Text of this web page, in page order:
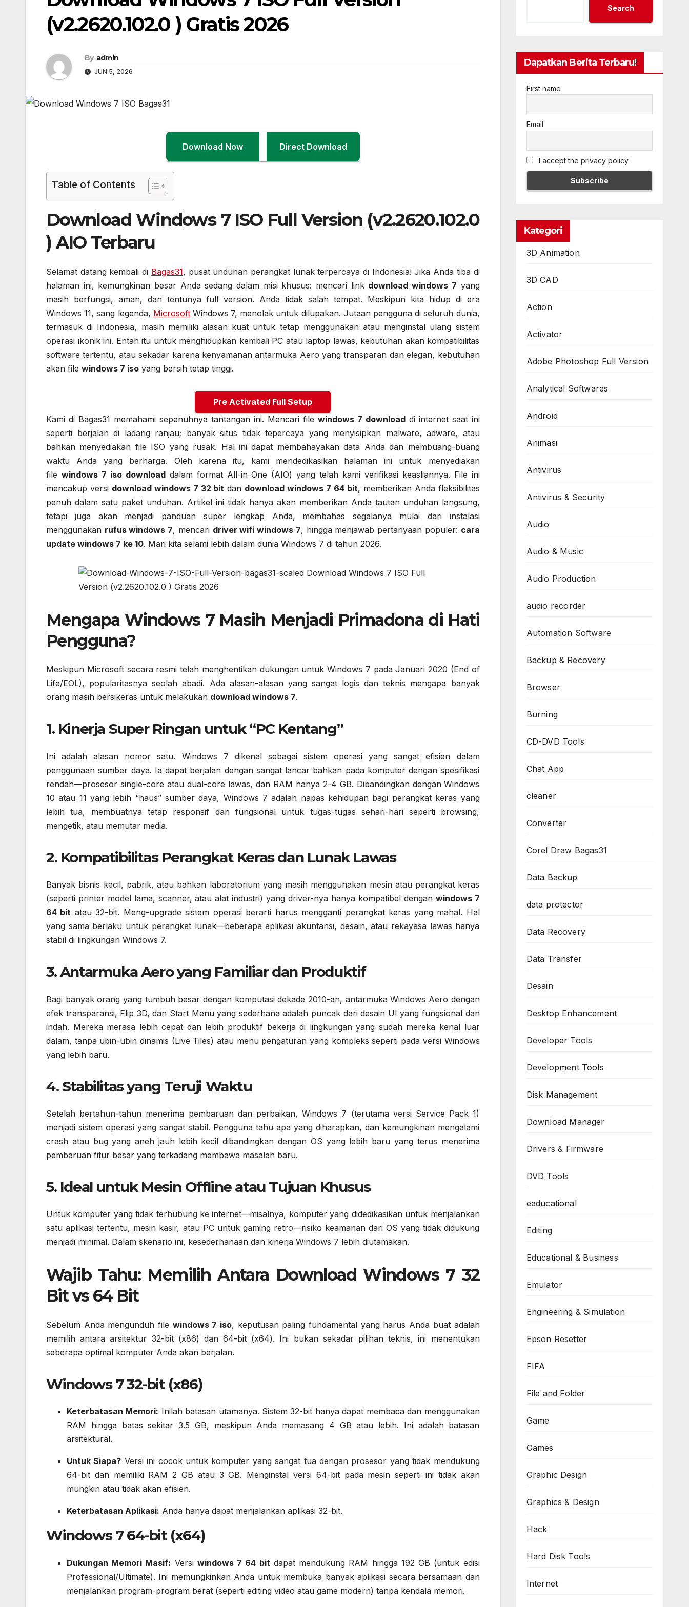
(v2.2620.102.0 ) Gratis 2026
By admin
JUN 5, 2026
Download Now Direct Download
Table of Contents
Download Windows 7 ISO Full Version (v2.2620.102.0
) AIO Terbaru
Selamat datang kembali di Bagas31, pusat unduhan perangkat lunak terpercaya di Indonesia! Jika Anda tiba di
halaman ini, kemungkinan besar Anda sedang dalam misi khusus: mencari link download windows 7 yang
masih berfungsi, aman, dan tentunya full version. Anda tidak salah tempat. Meskipun kita hidup di era
Windows 11, sang legenda, MicrosoftWindows 7, menolak untuk dilupakan. Jutaan pengguna di seluruh dunia,
termasuk di Indonesia, masih memiliki alasan kuat untuk tetap menggunakan atau menginstal ulang sistem
operasi ikonik ini. Entah itu untuk menghidupkan kembali PC atau laptop lawas, kebutuhan akan kompatibilitas
software tertentu, atau sekadar karena kenyamanan antarmuka Aero yang transparan dan elegan, kebutuhan
akan file windows 7 iso yang bersih tetap tinggi.
Pre Activated Full Setup
Kami di Bagas31 memahami sepenuhnya tantangan ini. Mencari file windows 7 downloaddi internet saat ini
seperti berjalan di ladang ranjau; banyak situs tidak tepercaya yang menyisipkan malware, adware, atau
bahkan menyediakan file ISO yang rusak. Hal ini dapat membahayakan data Anda dan membuang-buang
waktu Anda yang berharga. Oleh karena itu, kami mendedikasikan halaman ini untuk menyediakan
file windows 7 iso downloaddalam format All-in-One (AIO) yang telah kami verifikasi keasliannya. File ini
mencakup versi download windows 7 32 bit dan download windows 7 64 bit, memberikan Anda fleksibilitas
penuh dalam satu paket unduhan. Artikel ini tidak hanya akan memberikan Anda tautan unduhan langsung,
tetapi juga akan menjadi panduan super lengkap Anda, membahas segalanya mulai dari instalasi
menggunakan rufus windows 7, mencari driver wifi windows 7, hingga menjawab pertanyaan populer: cara
update windows 7 ke 10. Mari kita selami lebih dalam dunia Windows 7 di tahun 2026.
Mengapa Windows 7 Masih Menjadi Primadona di Hati
Pengguna?
Meskipun Microsoft secara resmi telah menghentikan dukungan untuk Windows 7 pada Januari 2020 (End of
Life/EOL), popularitasnya seolah abadi. Ada alasan-alasan yang sangat logis dan teknis mengapa banyak
orang masih bersikeras untuk melakukan download windows 7.
1. Kinerja Super Ringan untuk “PC Kentang”
Ini adalah alasan nomor satu. Windows 7 dikenal sebagai sistem operasi yang sangat efisien dalam
penggunaan sumber daya. Ia dapat berjalan dengan sangat lancar bahkan pada komputer dengan spesifikasi
rendah—prosesor single-core atau dual-core lawas, dan RAM hanya 2-4 GB. Dibandingkan dengan Windows
10 atau 11 yang lebih “haus” sumber daya, Windows 7 adalah napas kehidupan bagi perangkat keras yang
lebih tua, membuatnya tetap responsif dan fungsional untuk tugas-tugas sehari-hari seperti browsing,
mengetik, atau memutar media.
2. Kompatibilitas Perangkat Keras dan Lunak Lawas
Banyak bisnis kecil, pabrik, atau bahkan laboratorium yang masih menggunakan mesin atau perangkat keras
(seperti printer model lama, scanner, atau alat industri) yang driver-nya hanya kompatibel dengan windows 7
64 bit atau 32-bit. Meng-upgrade sistem operasi berarti harus mengganti perangkat keras yang mahal. Hal
yang sama berlaku untuk perangkat lunak—beberapa aplikasi akuntansi, desain, atau rekayasa lawas hanya
stabil di lingkungan Windows 7.
3. Antarmuka Aero yang Familiar dan Produktif
Bagi banyak orang yang tumbuh besar dengan komputasi dekade 2010-an, antarmuka Windows Aero dengan
efek transparansi, Flip 3D, dan Start Menu yang sederhana adalah puncak dari desain UI yang fungsional dan
indah. Mereka merasa lebih cepat dan lebih produktif bekerja di lingkungan yang sudah mereka kenal luar
dalam, tanpa ubin-ubin dinamis (Live Tiles) atau menu pengaturan yang kompleks seperti pada versi Windows
yang lebih baru.
4. Stabilitas yang Teruji Waktu
Setelah bertahun-tahun menerima pembaruan dan perbaikan, Windows 7 (terutama versi Service Pack 1)
menjadi sistem operasi yang sangat stabil. Pengguna tahu apa yang diharapkan, dan kemungkinan mengalami
crash atau bug yang aneh jauh lebih kecil dibandingkan dengan OS yang lebih baru yang terus menerima
pembaruan fitur besar yang terkadang membawa masalah baru.
5. Ideal untuk Mesin Offline atau Tujuan Khusus
Untuk komputer yang tidak terhubung ke internet—misalnya, komputer yang didedikasikan untuk menjalankan
satu aplikasi tertentu, mesin kasir, atau PC untuk gaming retro—risiko keamanan dari OS yang tidak didukung
menjadi minimal. Dalam skenario ini, kesederhanaan dan kinerja Windows 7 lebih diutamakan.
Wajib Tahu: Memilih Antara Download Windows 7 32
Bit vs 64 Bit
Sebelum Anda mengunduh file windows 7 iso, keputusan paling fundamental yang harus Anda buat adalah
memilih antara arsitektur 32-bit (x86) dan 64-bit (x64). Ini bukan sekadar pilihan teknis, ini menentukan
seberapa optimal komputer Anda akan berjalan.
Windows 7 32-bit (x86)
Keterbatasan Memori: Inilah batasan utamanya. Sistem 32-bit hanya dapat membaca dan menggunakan
RAM hingga batas sekitar 3.5 GB, meskipun Anda memasang 4 GB atau lebih. Ini adalah batasan
arsitektural.
Untuk Siapa? Versi ini cocok untuk komputer yang sangat tua dengan prosesor yang tidak mendukung
64-bit dan memiliki RAM 2 GB atau 3 GB. Menginstal versi 64-bit pada mesin seperti ini tidak akan
mungkin atau tidak akan efisien.
Keterbatasan Aplikasi: Anda hanya dapat menjalankan aplikasi 32-bit.
Windows 7 64-bit (x64)
Dukungan Memori Masif: Versi windows 7 64 bit dapat mendukung RAM hingga 192 GB (untuk edisi
Professional/Ultimate). Ini memungkinkan Anda untuk membuka banyak aplikasi secara bersamaan dan
menjalankan program-program berat (seperti editing video atau game modern) tanpa kendala memori.
Search
Dapatkan Berita Terbaru!
First name
Email
I accept the privacy policy
Kategori
3D Animation
3D CAD
Action
Activator
Adobe Photoshop Full Version
Analytical Softwares
Android
Animasi
Antivirus
Antivirus & Security
Audio
Audio & Music
Audio Production
audio recorder
Automation Software
Backup & Recovery
Browser
Burning
CD-DVD Tools
Chat App
cleaner
Converter
Corel Draw Bagas31
Data Backup
data protector
Data Recovery
Data Transfer
Desain
Desktop Enhancement
Developer Tools
Development Tools
Disk Management
Download Manager
Drivers & Firmware
DVD Tools
eaducational
Editing
Educational & Business
Emulator
Engineering & Simulation
Epson Resetter
FIFA
File and Folder
Game
Games
Graphic Design
Graphics & Design
Hack
Hard Disk Tools
Internet